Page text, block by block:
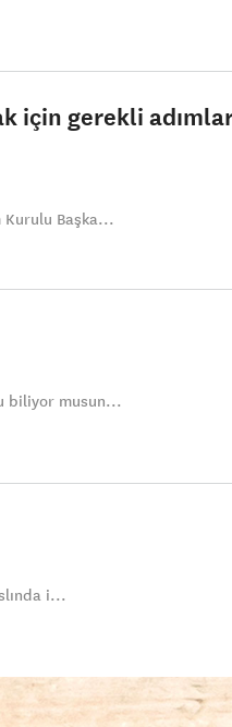
için gerekli
Kurulu Başka...
biliyor musun...
i...